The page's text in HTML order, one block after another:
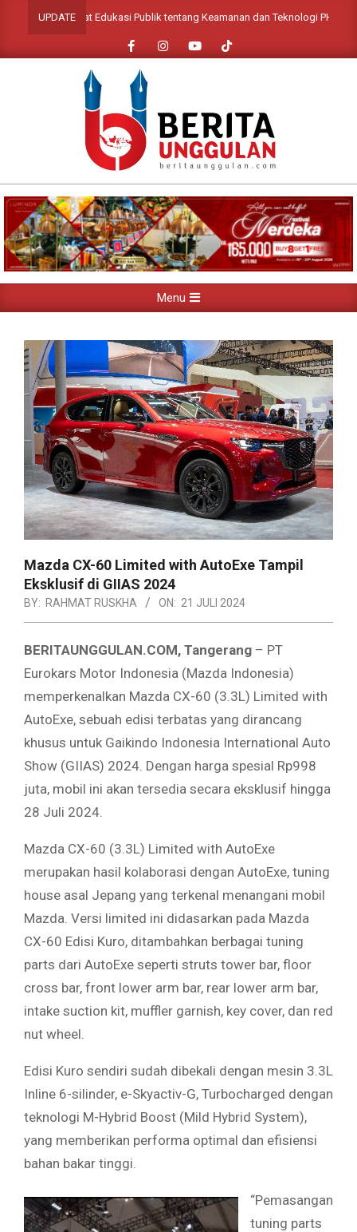
UPDATE
Perkuat Edukasi Publik tentang Keamanan dan Teknologi PHEV
Navigation
Menu
Mazda CX-60 Limited with AutoExe Tampil
Eksklusif di GIIAS 2024
BY: RAHMAT RUSKHA ON: 21 JULI 2024
BERITAUNGGULAN.COM, Tangerang – PT
Eurokars Motor Indonesia (Mazda Indonesia)
memperkenalkan Mazda CX-60 (3.3L) Limited with
AutoExe, sebuah edisi terbatas yang dirancang
khusus untuk Gaikindo Indonesia International Auto
Show (GIIAS) 2024. Dengan harga spesial Rp998
juta, mobil ini akan tersedia secara eksklusif hingga
28 Juli 2024.
Mazda CX-60 (3.3L) Limited with AutoExe
merupakan hasil kolaborasi dengan AutoExe, tuning
house asal Jepang yang terkenal menangani mobil
Mazda. Versi limited ini didasarkan pada Mazda
CX-60 Edisi Kuro, ditambahkan berbagai tuning
parts dari AutoExe seperti struts tower bar, floor
cross bar, front lower arm bar, rear lower arm bar,
intake suction kit, muffler garnish, key cover, dan red
nut wheel.
Edisi Kuro sendiri sudah dibekali dengan mesin 3.3L
Inline 6-silinder, e-Skyactiv-G, Turbocharged dengan
teknologi M-Hybrid Boost (Mild Hybrid System),
yang memberikan performa optimal dan efisiensi
bahan bakar tinggi.
“Pemasangan
tuning parts